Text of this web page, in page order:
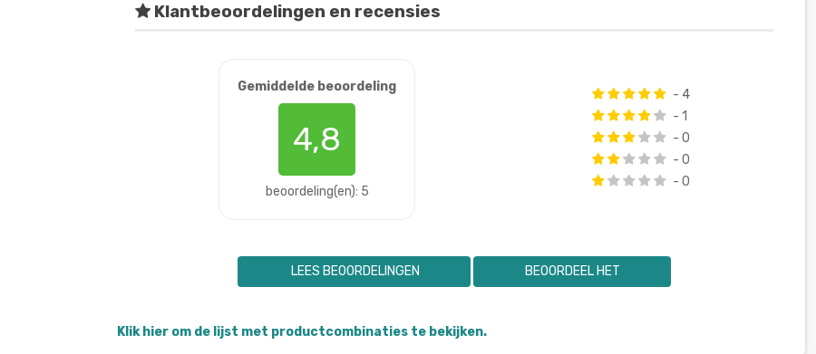
Klantbeoordelingen en recensies
Gemiddelde beoordeling
4,8
beoordeling(en): 5
- 4
- 1
- 0
- 0
- 0
LEES BEOORDELINGEN BEOORDEEL HET
Klik hier om de lijst met productcombinaties te bekijken.